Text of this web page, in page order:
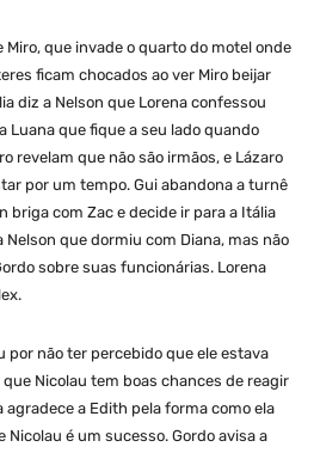
que invade o quarto do motel onde
ficam chocados ao ver Miro beijar
diz a Nelson que Lorena confessou
Luana que fique a seu lado quando
revelam que não são irmãos, e Lázaro
por um tempo. Gui abandona a turnê
briga com Zac e decide ir para a Itália
Nelson que dormiu com Diana, mas não
sobre suas funcionárias. Lorena
por não ter percebido que ele estava
Nicolau tem boas chances de reagir
a Edith pela forma como ela
é um sucesso. Gordo avisa a